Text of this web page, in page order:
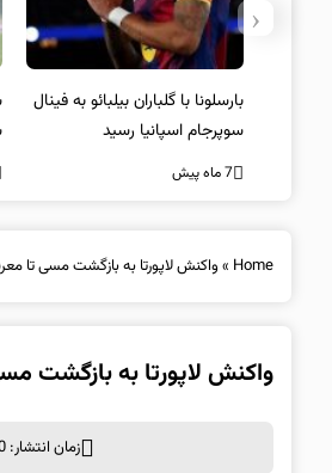
سرمربی جدید تیم هوادار انتخاب
شد
7 ماه پیش
‹
Home
» واکنش لاپورتا به بازگشت مسی تا
واکنش لاپورتا به بازگشت
زمان انتشار: 20 نوامبر 2021 ساعت 11:47